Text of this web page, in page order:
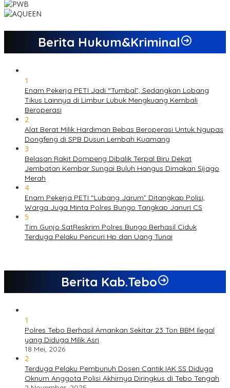
Berita Hukum&Kriminal
1
Enam Pekerja PETI Jadi “Tumbal”, Sedangkan Lobang
Tikus Lainnya di Limbur Lubuk Mengkuang Kembali
Beroperasi
2
Alat Berat Milik Hardiman Bebas Beroperasi Untuk Ngupas
Dongfeng di SPB Dusun Lembah Kuamang
3
Belasan Rakit Dompeng Dibalik Terpal Biru Dekat
Jembatan Kembar Sungai Buluh Hangus Dimakan Sijago
Merah
4
Enam Pekerja PETI “Lubang Jarum” Ditangkap Polisi,
Warga Juga Minta Polres Bungo Tangkap Januri CS
5
Tim Gunjo SatReskrim Polres Bungo Berhasil Ciduk
Terduga Pelaku Pencuri Hp dan Uang Tunai
Berita Kab.Tebo
1
Polres Tebo Berhasil Amankan Sekitar 23 Ton BBM Ilegal
yang Diduga Milik Asri
18 Mei, 2026
2
Terduga Pelaku Pembunuh Dosen Cantik IAK SS Diduga
Oknum Anggota Polisi Akhirnya Diringkus di Tebo Tengah